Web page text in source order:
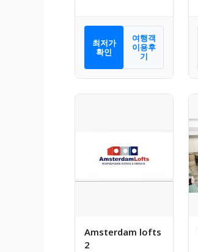
최저가
확인
여행객
이용후
기
Amsterdam lofts
2